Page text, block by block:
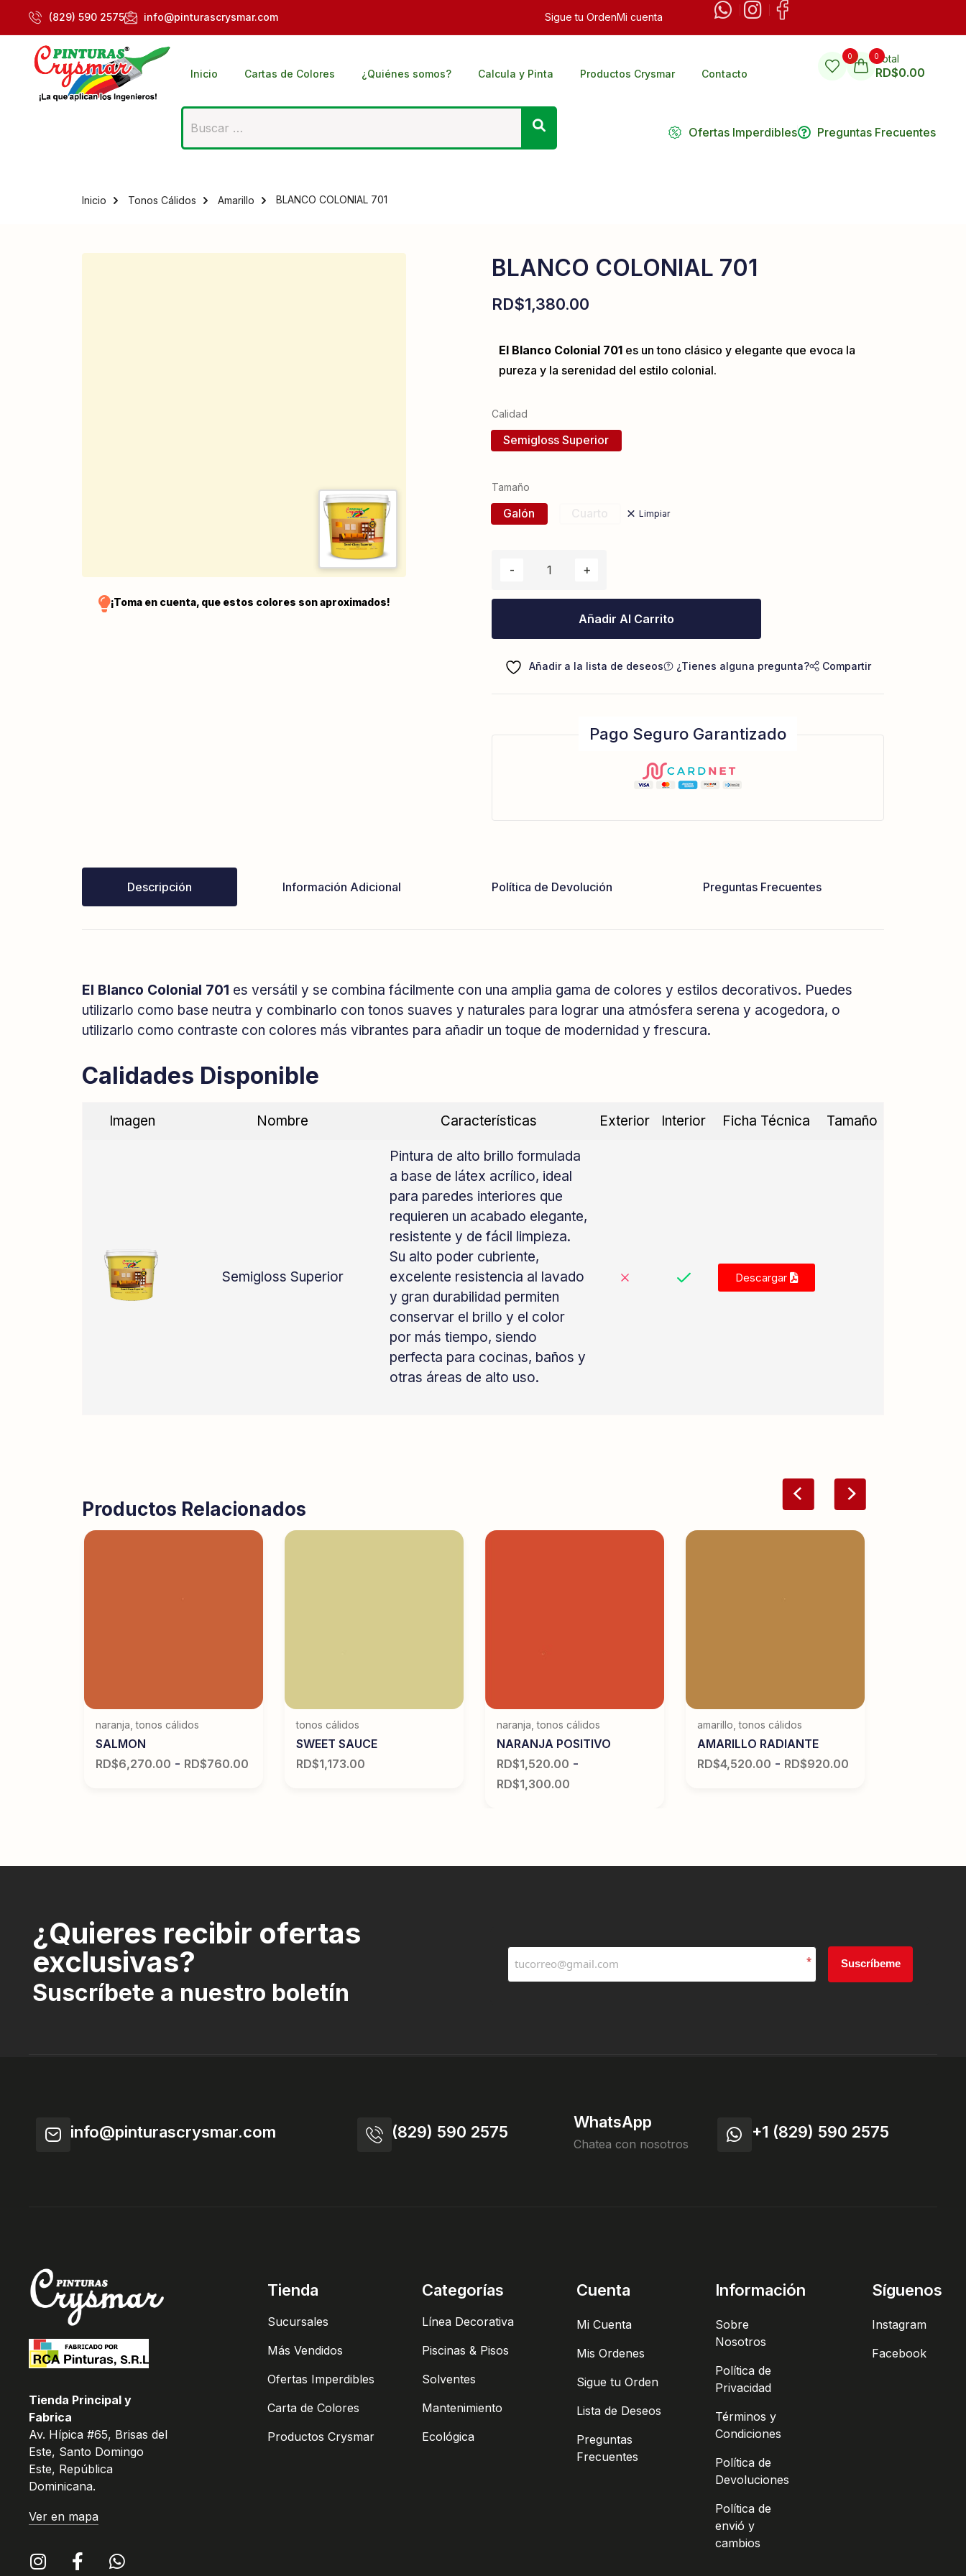
(829) 590 2575 info@pinturascrysmar.com Sigue tu OrdenMi cuenta
Inicio Cartas de Colores ¿Quiénes somos? Calcula y Pinta Productos Crysmar Contacto
0 0Total
RD$0.00
Ofertas Imperdibles Preguntas Frecuentes
Inicio Tonos Cálidos Amarillo BLANCO COLONIAL 701
¡Toma en cuenta, que estos colores son aproximados!
BLANCO COLONIAL 701
RD$1,380.00
El Blanco Colonial 701 es un tono clásico y elegante que evoca la
pureza y la serenidad del estilo colonial.
Calidad
Semigloss Superior
Tamaño
Galón Cuarto Limpiar
Añadir Al Carrito
Añadir a la lista de deseos ¿Tienes alguna pregunta? Compartir
Pago Seguro Garantizado
Descripción Información Adicional Política de Devolución Preguntas Frecuentes
El Blanco Colonial 701 es versátil y se combina fácilmente con una amplia gama de colores y estilos decorativos. Puedes
utilizarlo como base neutra y combinarlo con tonos suaves y naturales para lograr una atmósfera serena y acogedora, o
utilizarlo como contraste con colores más vibrantes para añadir un toque de modernidad y frescura.
Calidades Disponible
Imagen Nombre Características Exterior Interior Ficha Técnica Tamaño
Semigloss Superior
Pintura de alto brillo formulada
a base de látex acrílico, ideal
para paredes interiores que
requieren un acabado elegante,
resistente y de fácil limpieza.
Su alto poder cubriente,
excelente resistencia al lavado
y gran durabilidad permiten
conservar el brillo y el color
por más tiempo, siendo
perfecta para cocinas, baños y
otras áreas de alto uso.
Descargar
Productos Relacionados
naranja ,tonos cálidos
SALMON
RD$6,270.00 - RD$760.00
tonos cálidos
SWEET SAUCE
RD$1,173.00
naranja ,tonos cálidos
NARANJA POSITIVO
RD$1,520.00 -
RD$1,300.00
amarillo ,tonos cálidos
AMARILLO RADIANTE
RD$4,520.00 - RD$920.00
¿Quieres recibir ofertas
exclusivas?
Suscríbete a nuestro boletín
* Suscríbeme
info@pinturascrysmar.com (829) 590 2575
WhatsApp
Chatea con nosotros
+1 (829) 590 2575
Tienda Principal y
Fabrica
Av. Hípica #65, Brisas del
Este, Santo Domingo
Este, República
Dominicana.
Ver en mapa
Tienda
Sucursales
Más Vendidos
Ofertas Imperdibles
Carta de Colores
Productos Crysmar
Categorías
Línea Decorativa
Piscinas & Pisos
Solventes
Mantenimiento
Ecológica
Cuenta
Mi Cuenta
Mis Ordenes
Sigue tu Orden
Lista de Deseos
Preguntas
Frecuentes
Información
Sobre
Nosotros
Política de
Privacidad
Términos y
Condiciones
Política de
Devoluciones
Política de
envió y
cambios
Síguenos
Instagram
Facebook